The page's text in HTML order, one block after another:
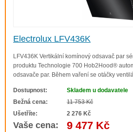
Electrolux LFV436K
LFV436K Vertikální komínový odsavač par
produktu Technologie 700 Hob2Hood®
odsavače par. Během vaření se otáčky
jednu zónu. Můžete se tak..
Dostupnost:
Skladem u dodavatele
Bežná cena:
11 753 Kč
Ušetříte:
2 276 Kč
Vaše cena: 9 477 Kč